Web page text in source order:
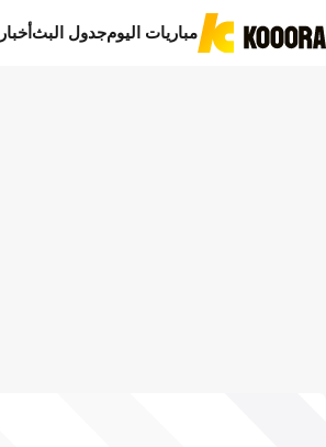
مباريات اليومجدول البثأخبار